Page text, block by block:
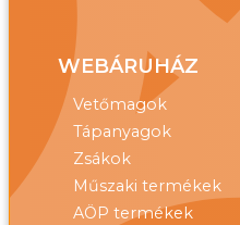
WEBÁRUHÁZ
Vetőmagok
Tápanyagok
Zsákok
Műszaki termékek
AÖP termékek